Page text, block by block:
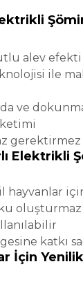
alev efekti
ile
ve
gerektirmez
Elektrikli
hayvanlar
oluşturmaz
katkı
İçin